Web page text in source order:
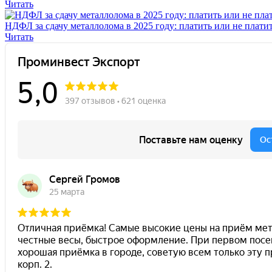
Читать
НДФЛ за сдачу металлолома в 2025 году: платить или не
Читать